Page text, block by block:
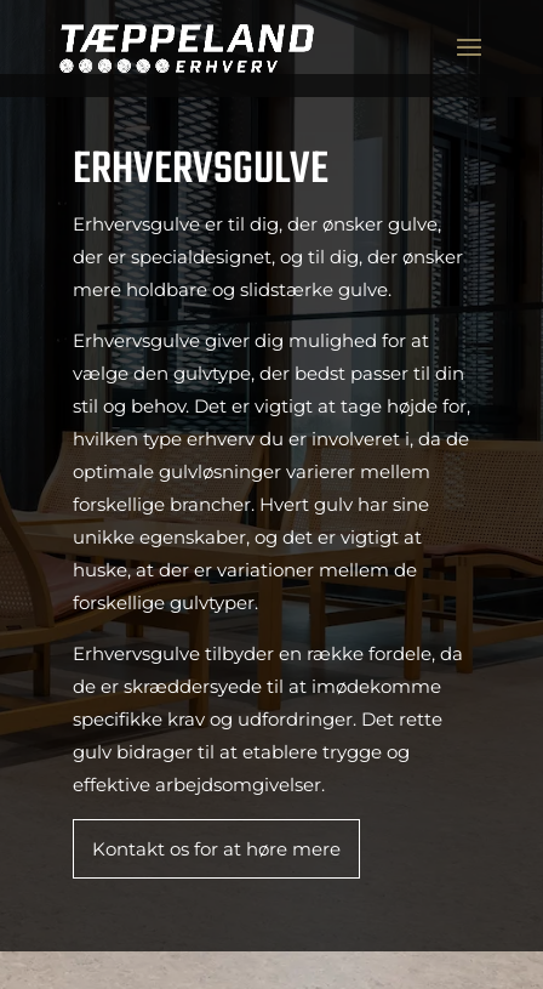
ERHVERVSGULVE
Erhvervsgulve er til dig, der ønsker gulve,
der er specialdesignet, og til dig, der ønsker
mere holdbare og slidstærke gulve.
Erhvervsgulve giver dig mulighed for at
vælge den gulvtype, der bedst passer til din
stil og behov. Det er vigtigt at tage højde for,
hvilken type erhverv du er involveret i, da de
optimale gulvløsninger varierer mellem
forskellige brancher. Hvert gulv har sine
unikke egenskaber, og det er vigtigt at
huske, at der er variationer mellem de
forskellige gulvtyper.
Erhvervsgulve tilbyder en række fordele, da
de er skræddersyede til at imødekomme
specifikke krav og udfordringer. Det rette
gulv bidrager til at etablere trygge og
effektive arbejdsomgivelser.
Kontakt os for at høre mere